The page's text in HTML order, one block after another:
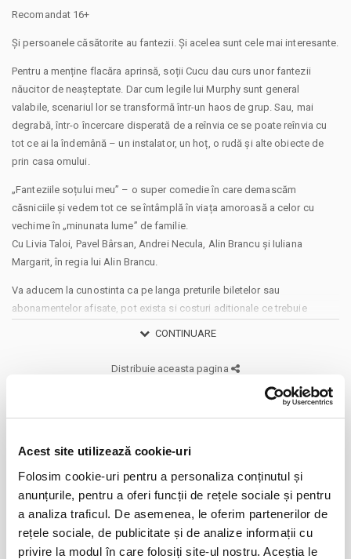
Acest site utilizează cookie-uri
Folosim cookie-uri pentru a personaliza conținutul și
anunțurile, pentru a oferi funcții de rețele sociale și pentru
a analiza traficul. De asemenea, le oferim partenerilor de
rețele sociale, de publicitate și de analize informații cu
privire la modul în care folosiți site-ul nostru. Aceștia le
Recomandat 16+
Și persoanele căsătorite au fantezii. Și acelea sunt cele mai interesante.
Pentru a menține flacăra aprinsă, soții Cucu dau curs unor fantezii
năucitor de neașteptate. Dar cum legile lui Murphy sunt general
valabile, scenariul lor se transformă într-un haos de grup. Sau, mai
degrabă, într-o încercare disperată de a reînvia ce se poate reînvia cu
tot ce ai la îndemână – un instalator, un hoț, o rudă și alte obiecte de
prin casa omului.
„Fanteziile soțului meu” – o super comedie în care demascăm
căsniciile și vedem tot ce se întâmplă în viața amoroasă a celor cu
vechime în „minunata lume” de familie.
Cu Livia Taloi, Pavel Bârsan, Andrei Necula, Alin Brancu și Iuliana
Margarit, în regia lui Alin Brancu.
Va aducem la cunostinta ca pe langa preturile biletelor sau
abonamentelor afisate, pot exista si costuri aditionale ce trebuie
prin curier a biletului/abonamentului); cost Asigurare En Garde (in cazul
Prin cumpararea unui bilet sau abonament de pe site-ul nostru Bilete.ro,
eveniment, precum siTermenii si Conditiile
Taxe servicii aplicabile per bilet:
Taxa administrare - 2%
Taxa procesare - 2 lei
Un bilet este valabil pentru o singura persoana. Toti participantii la
CONTINUARE
Distribuie aceasta pagina
Evenimente similare
Sot de vanzare?
Bucuresti
BILETE
13